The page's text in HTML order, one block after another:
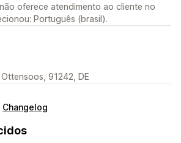
oferece atendimento ao cliente no
Português (brasil).
91242, DE
Changelog